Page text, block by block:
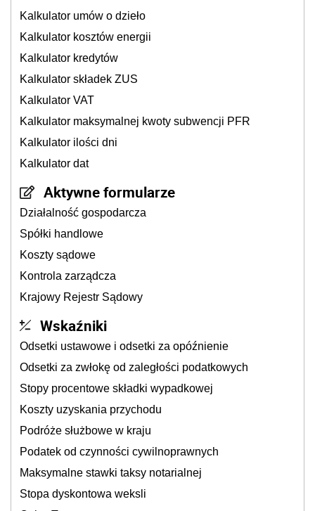
Kalkulator umów o dzieło
Kalkulator kosztów energii
Kalkulator kredytów
Kalkulator składek ZUS
Kalkulator VAT
Kalkulator maksymalnej kwoty subwencji PFR
Kalkulator ilości dni
Kalkulator dat
Aktywne formularze
Działalność gospodarcza
Spółki handlowe
Koszty sądowe
Kontrola zarządcza
Krajowy Rejestr Sądowy
Wskaźniki
Odsetki ustawowe i odsetki za opóźnienie
Odsetki za zwłokę od zaległości podatkowych
Stopy procentowe składki wypadkowej
Koszty uzyskania przychodu
Podróże służbowe w kraju
Podatek od czynności cywilnoprawnych
Maksymalne stawki taksy notarialnej
Stopa dyskontowa weksli